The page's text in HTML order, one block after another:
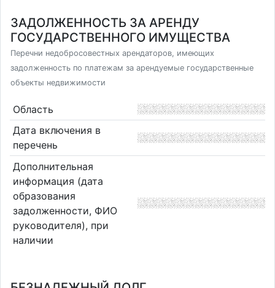
ЗАДОЛЖЕННОСТЬ ЗА АРЕНДУ
ГОСУДАРСТВЕННОГО ИМУЩЕСТВА
Перечни недобросовестных арендаторов, имеющих
задолженность по платежам за арендуемые государственные
объекты недвижимости
Область
Дата включения в
перечень
Дополнительная
информация (дата
образования
задолженности, ФИО
руководителя), при
наличии